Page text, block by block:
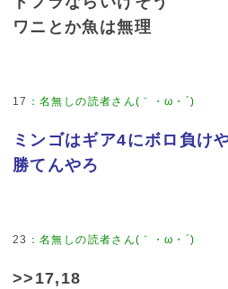
ワニとか魚は無理
17
ミンゴはギア4にボロ負け
勝てんやろ
23
>>17,18